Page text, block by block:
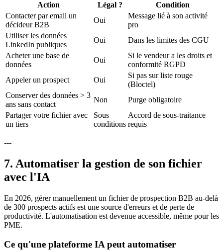
Action Légal ?
Condition
Contacter par email un
décideur B2B
Oui
Message lié à son activité
pro
Utiliser les données
LinkedIn publiques
Oui
Dans les limites des CGU
Acheter une base de
données
Oui
Si le vendeur a les droits et
conformité RGPD
Appeler un prospect
Oui
Si pas sur liste rouge
(Bloctel)
Conserver des données > 3
ans sans contact
Non
Purge obligatoire
Partager votre fichier avec
un tiers
Sous
conditions
Accord de sous-traitance
requis
---
7. Automatiser la gestion de son fichier
avec l'IA
En 2026, gérer manuellement un fichier de prospection B2B au-delà
de 300 prospects actifs est une source d'erreurs et de perte de
productivité. L'automatisation est devenue accessible, même pour les
PME.
Ce qu'une plateforme IA peut automatiser